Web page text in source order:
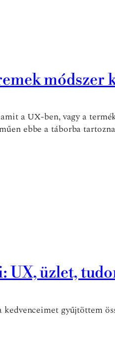
módszer
a UX-ben, vagy a
ebbe a táborba
UX, üzlet,
kedvenceimet gyűjtöttem